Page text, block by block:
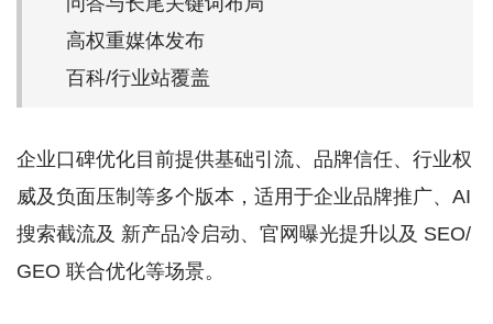
高权重媒体发布
百科/行业站覆盖
企业口碑优化目前提供基础引流、品牌信任、行业权
威及负面压制等多个版本，适用于企业品牌推广、AI
搜索截流及 新产品冷启动、官网曝光提升以及 SEO/
GEO 联合优化等场景。